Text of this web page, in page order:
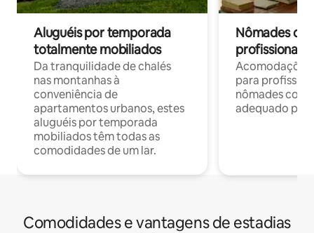
Aluguéis por temporada
totalmente mobiliados
Da tranquilidade de chalés
nas montanhas à
conveniência de
apartamentos urbanos, estes
aluguéis por temporada
mobiliados têm todas as
comodidades de um lar.
Nômades
profissionais
para
nômades com
adequado
Comodidades e vantagens de estadias